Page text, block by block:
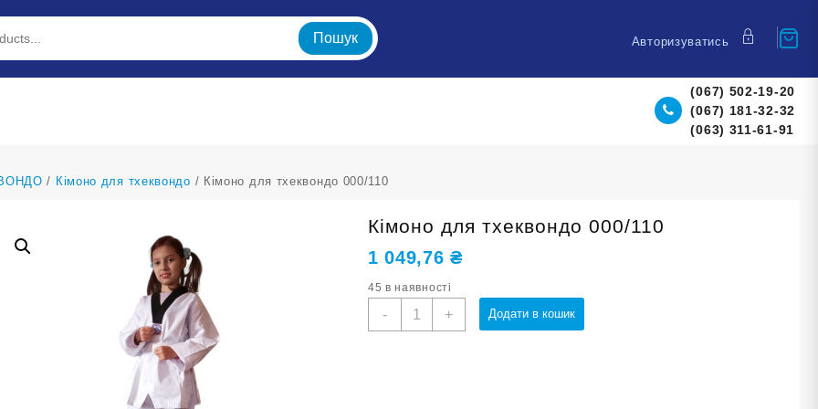
Пошук Авторизуватись
(067) 502-19-20
(067) 181-32-32
(063) 311-61-91
/ Кімоно для тхеквондо / Кімоно для тхеквондо 000/110
Кімоно для тхеквондо 000/110
1 049,76₴
45 в наявності
-
Кімоно
+ Додати в кошик